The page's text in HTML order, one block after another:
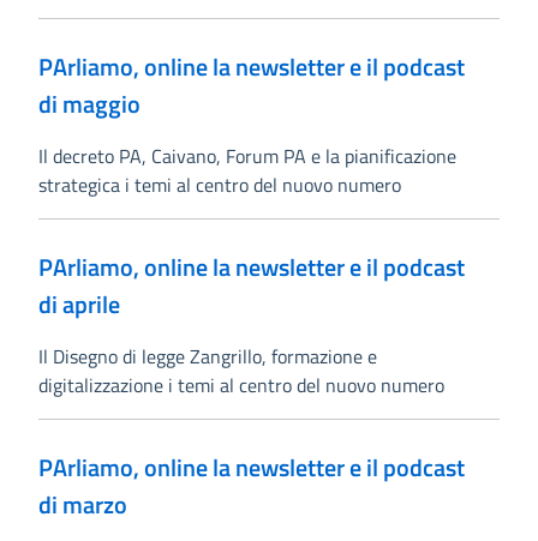
PArliamo, online la newsletter e il podcast
di maggio
Il decreto PA, Caivano, Forum PA e la pianificazione
strategica i temi al centro del nuovo numero
PArliamo, online la newsletter e il podcast
di aprile
Il Disegno di legge Zangrillo, formazione e
digitalizzazione i temi al centro del nuovo numero
PArliamo, online la newsletter e il podcast
di marzo